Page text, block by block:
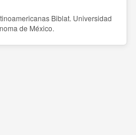
Biblat. Universidad
de México.